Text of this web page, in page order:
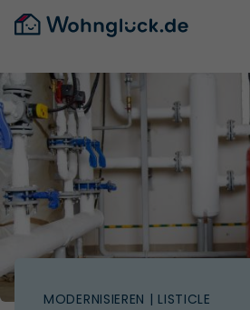
MODERNISIEREN | LISTICLE